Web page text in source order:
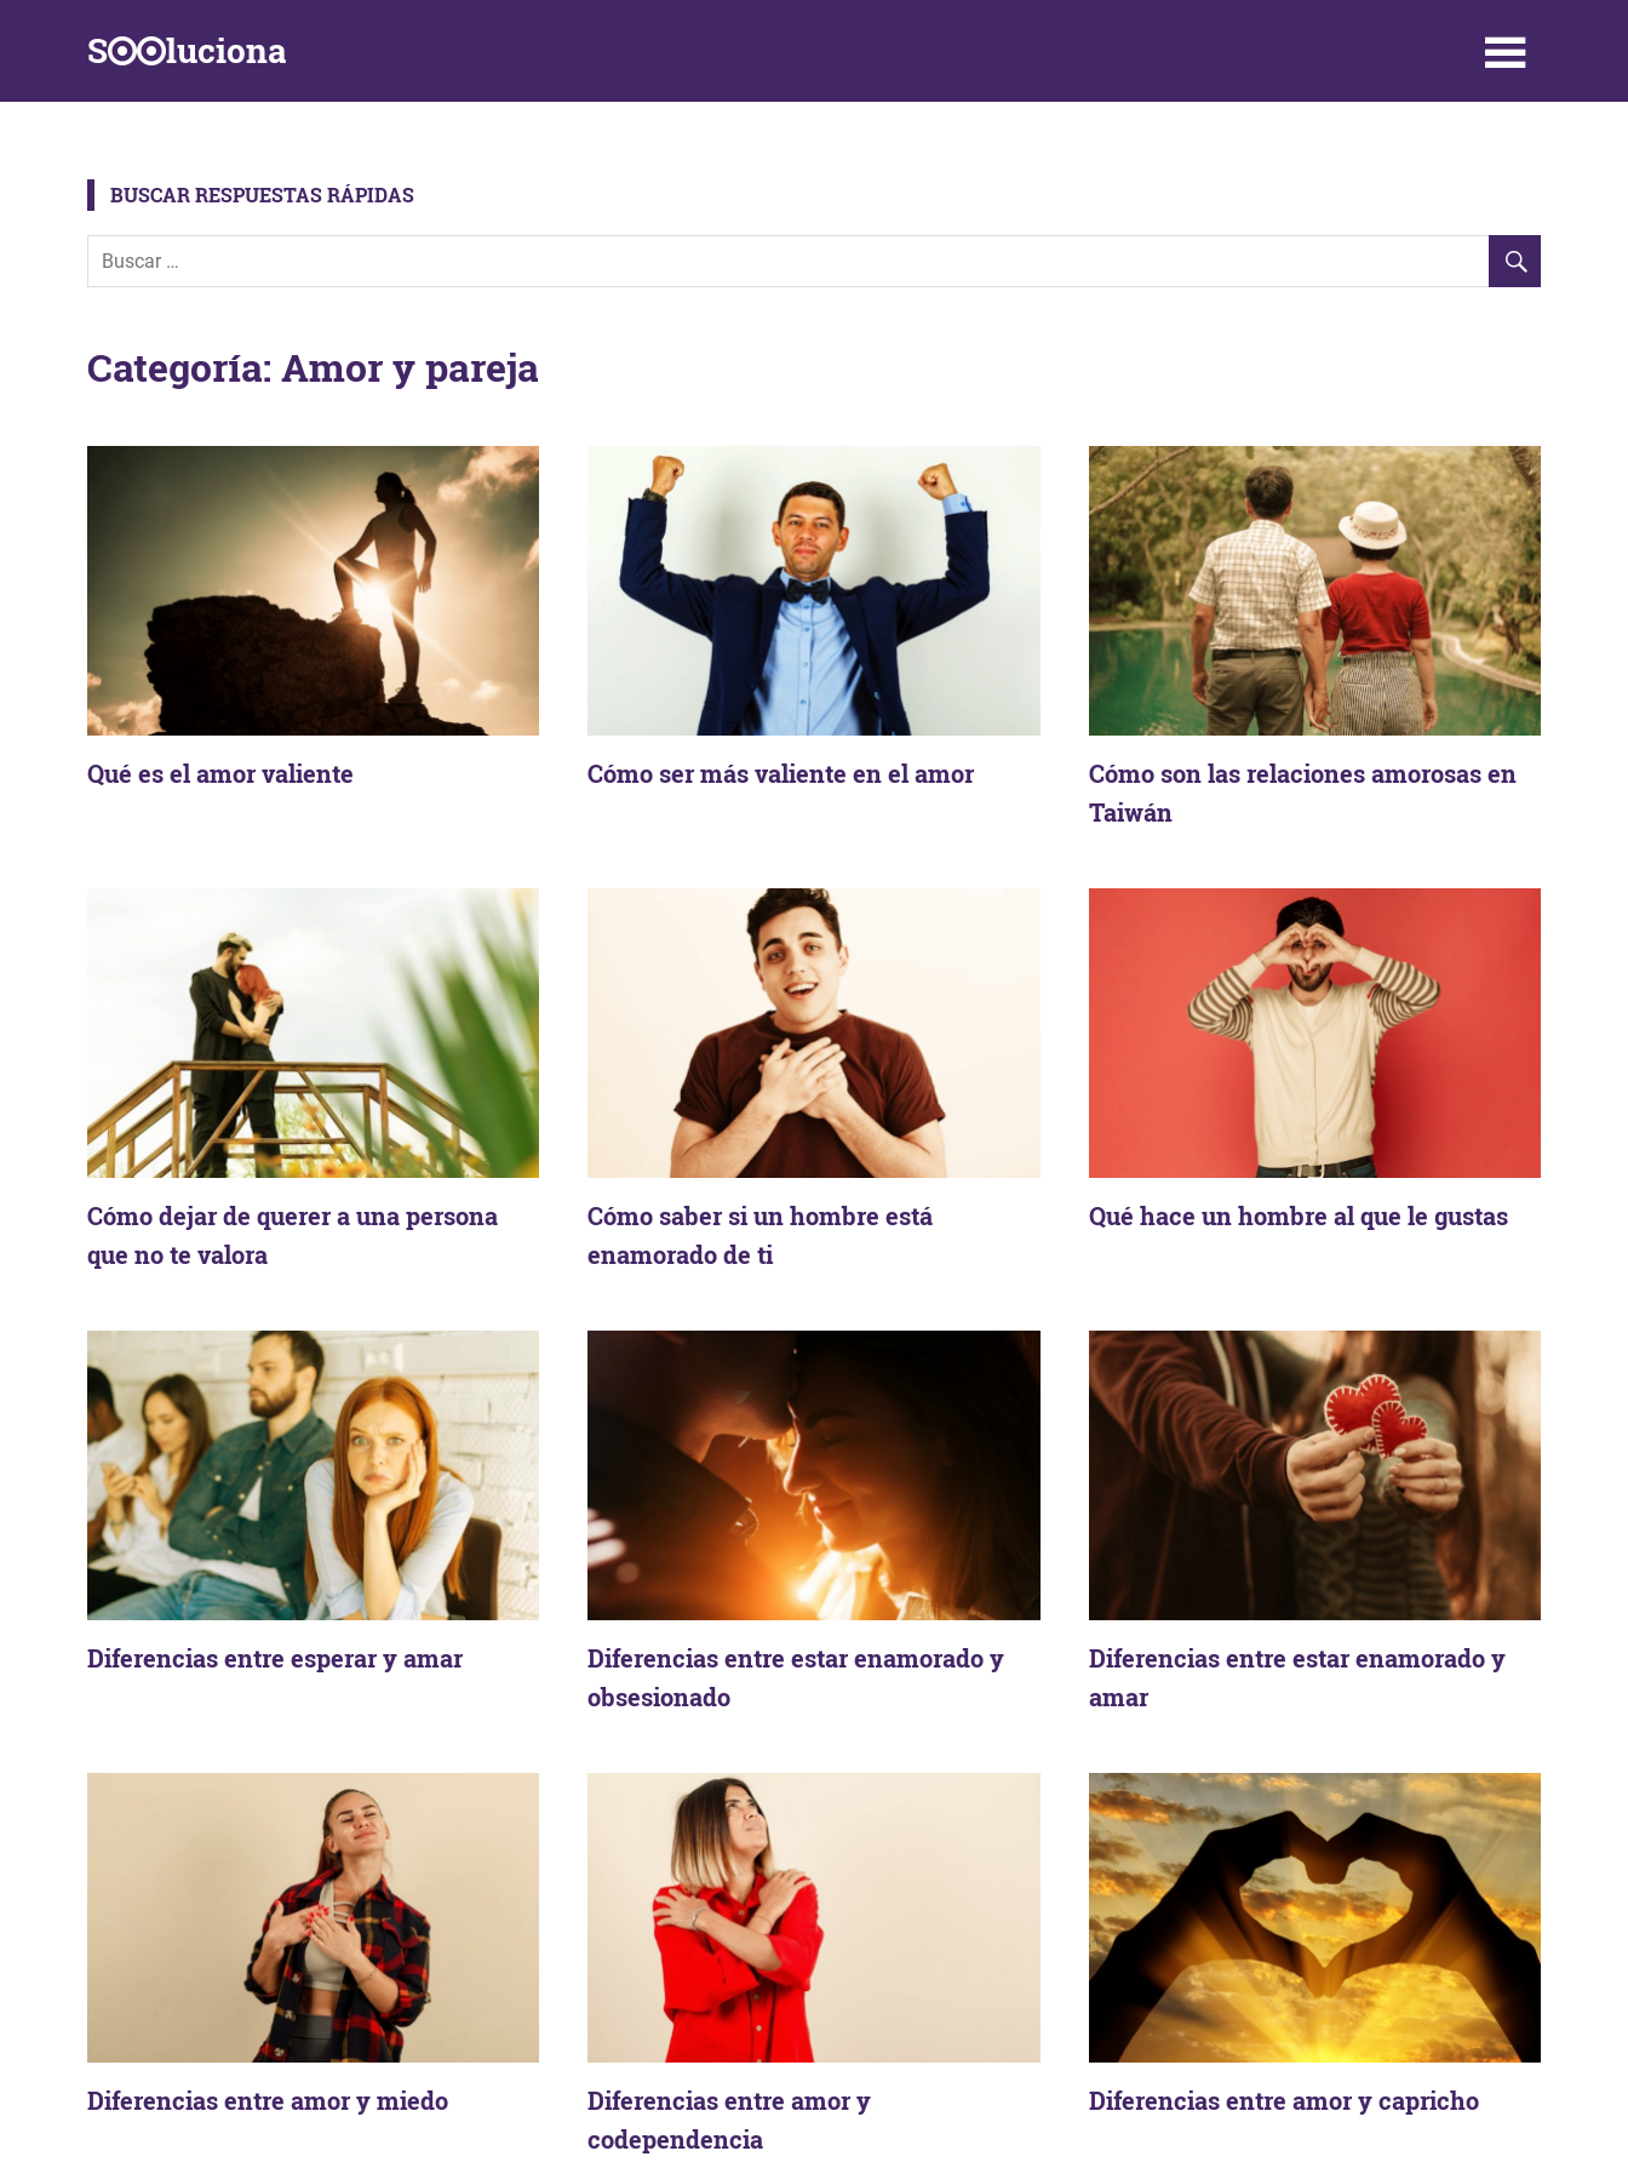
S luciona
Soluciones
problemas
diaria
BUSCAR RESPUESTAS RÁPIDAS
Categoría: Amor y pareja
Qué es el amor valiente Cómo ser más valiente en el amor
Cómo son las relaciones amorosas en
Taiwán
Cómo dejar de querer a una persona
que no te valora
Cómo saber si un hombre está
enamorado de ti
Qué hace un hombre al que le gustas
Diferencias entre esperar y amar
Diferencias entre estar enamorado y
obsesionado
Diferencias entre estar enamorado y
amar
Diferencias entre amor y miedo
Diferencias entre amor y
codependencia
Diferencias entre amor y capricho